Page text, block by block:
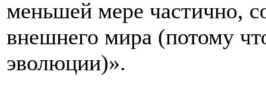
меньшей мере частично,
внешнего мира (потому
эволюции)».